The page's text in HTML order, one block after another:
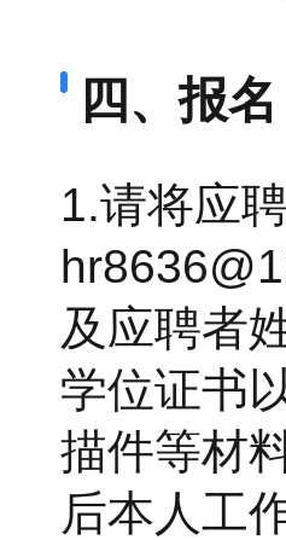
四、报名
1.请将应
及应聘者
学位证书
描件等材
后本人工